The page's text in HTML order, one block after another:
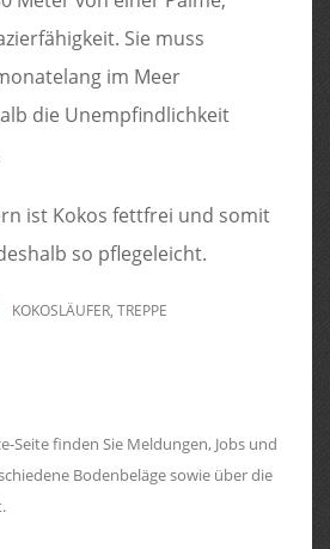
Sie muss
im Meer
die Unempfindlichkeit
ist Kokos fettfrei und somit
so pflegeleicht.
KOKOSLÄUFER,TREPPE
Seite finden Sie Meldungen, Jobs und
Bodenbeläge sowie über die